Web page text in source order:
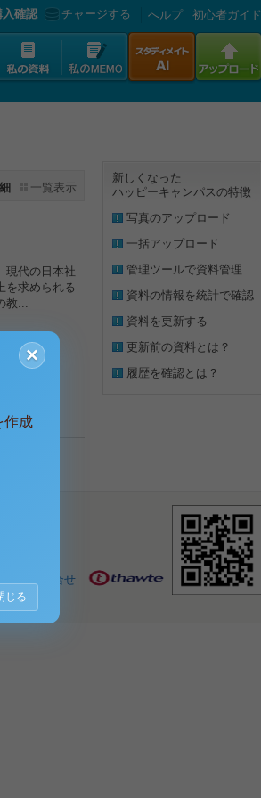
入確認 チャージする へルプ 初心者ガイド
一覧表示
現代の日本社
を求められる
教...
新しくなった
ハッピーキャンパスの特徴
写真のアップロード
一括アップロード
管理ツールで資料管理
資料の情報を統計で確認
資料を更新する
更新前の資料とは？
履歴を確認とは？
お問合せ
×
作成
じる